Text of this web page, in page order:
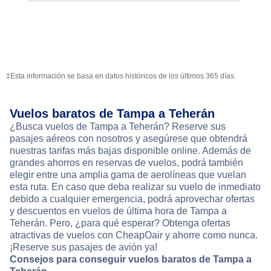
‡Esta información se basa en datos históricos de los últimos 365 días.
Vuelos baratos de Tampa a Teherán
¿Busca vuelos de Tampa a Teherán? Reserve sus
pasajes aéreos con nosotros y asegúrese que obtendrá
nuestras tarifas más bajas disponible online. Además de
grandes ahorros en reservas de vuelos, podrá también
elegir entre una amplia gama de aerolíneas que vuelan
esta ruta. En caso que deba realizar su vuelo de inmediato
debido a cualquier emergencia, podrá aprovechar ofertas
y descuentos en vuelos de última hora de Tampa a
Teherán. Pero, ¿para qué esperar? Obtenga ofertas
atractivas de vuelos con CheapOair y ahorre como nunca.
¡Reserve sus pasajes de avión ya!
Consejos para conseguir vuelos baratos de Tampa a